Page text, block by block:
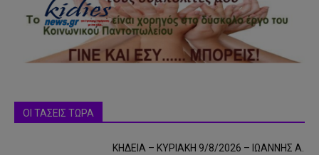
ΟΙ ΤΑΣΕΙΣ ΤΩΡΑ
ΚΗΔΕΙΑ – ΚΥΡΙΑΚΗ 9/8/2026 – ΙΩΑΝΝΗΣ Α.